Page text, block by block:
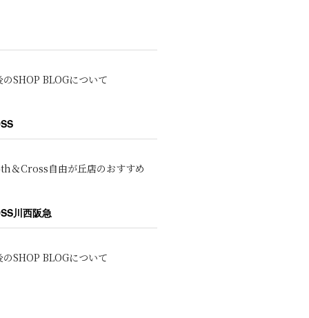
のSHOP BLOGについて
＆Cross自由が丘店のおすすめ
川西阪急
のSHOP BLOGについて